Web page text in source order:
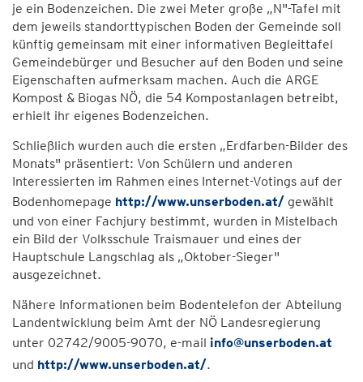
je ein Bodenzeichen. Die zwei Meter große „N"-Tafel mit
dem jeweils standorttypischen Boden der Gemeinde soll
künftig gemeinsam mit einer informativen Begleittafel
Gemeindebürger und Besucher auf den Boden und seine
Eigenschaften aufmerksam machen. Auch die ARGE
Kompost & Biogas NÖ, die 54 Kompostanlagen betreibt,
erhielt ihr eigenes Bodenzeichen.
Schließlich wurden auch die ersten „Erdfarben-Bilder des
Monats" präsentiert: Von Schülern und anderen
Interessierten im Rahmen eines Internet-Votings auf der
Bodenhomepage http://www.unserboden.at/ gewählt
und von einer Fachjury bestimmt, wurden in Mistelbach
ein Bild der Volksschule Traismauer und eines der
Hauptschule Langschlag als „Oktober-Sieger"
ausgezeichnet.
Nähere Informationen beim Bodentelefon der Abteilung
Landentwicklung beim Amt der NÖ Landesregierung
unter 02742/9005-9070, e-mail info@unserboden.at
und http://www.unserboden.at/.